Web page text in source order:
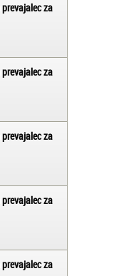
za
za
za
za
za